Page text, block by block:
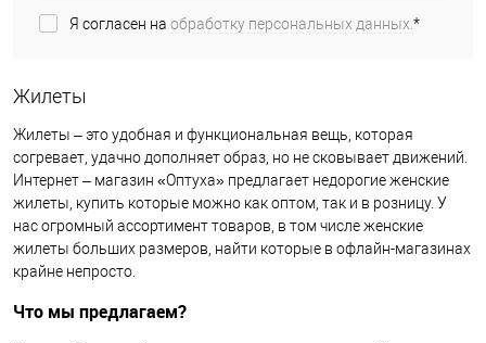
Я согласен на обработку персональных данных.*
Жилеты
Жилеты – это удобная и функциональная вещь, которая
согревает, удачно дополняет образ, но не сковывает движений.
Интернет – магазин «Оптуха» предлагает недорогие женские
жилеты, купить которые можно как оптом, так и в розницу. У
нас огромный ассортимент товаров, в том числе женские
жилеты больших размеров, найти которые в офлайн-магазинах
крайне непросто.
Что мы предлагаем?